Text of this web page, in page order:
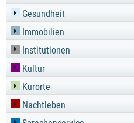
Gesundheit
Immobilien
Institutionen
Kultur
Kurorte
Nachtleben